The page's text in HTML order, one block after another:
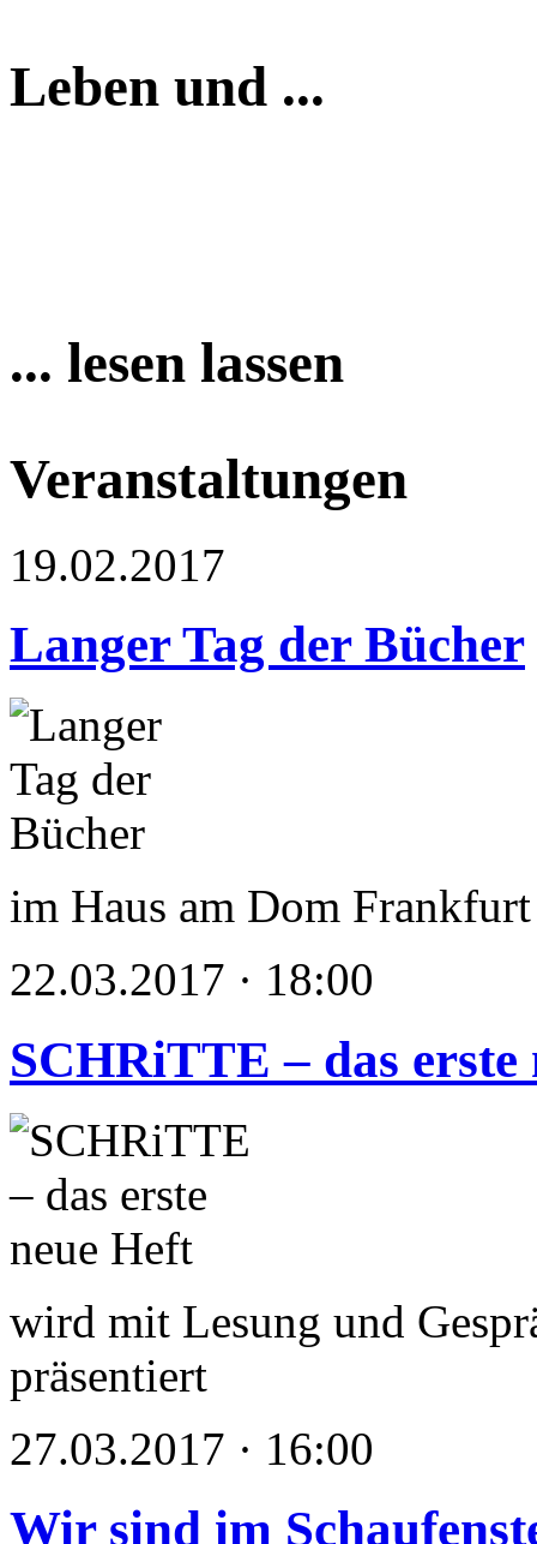
Leben und ...
... lesen lassen
Veranstaltungen
19.02.2017
Langer Tag der Bücher
im Haus am Dom
22.03.2017 · 18:00
SCHRiTTE – das erste
wird mit Lesung und
präsentiert
27.03.2017 · 16:00
Wir sind im